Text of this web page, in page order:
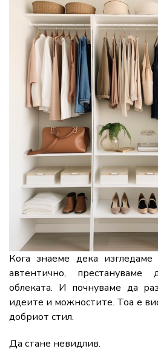
Кога знаеме дека
автентично, престануваме
облеката. И почнуваме да
идеите и можностите. Тоа е
добриот стил.
Да стане невидлив.